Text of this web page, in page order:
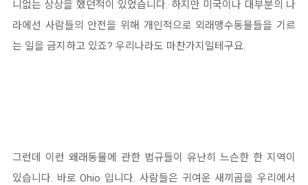
니없는 상상을 했던적이 있었습니다. 하지만 미국이나 대부분의 나
라에선 사람들의 안전을 위해 개인적으로 외래맹수동물들을 기르
는 일을 금지하고 있죠? 우리나라도 마찬가지일테구요.
그런데 이런 왜래동물에 관한 법규들이 유난히 느슨한 한 지역이
있습니다. 바로 Ohio 입니다. 사람들은 귀여운 새끼곰을 우리에서